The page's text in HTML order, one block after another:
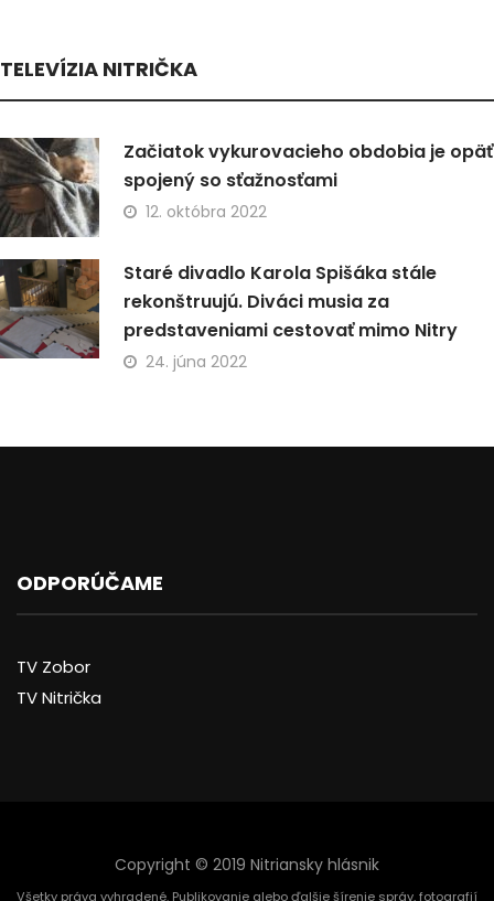
TELEVÍZIA NITRIČKA
Začiatok vykurovacieho obdobia je opäť
spojený so sťažnosťami
12. októbra 2022
Staré divadlo Karola Spišáka stále
rekonštruujú. Diváci musia za
predstaveniami cestovať mimo Nitry
24. júna 2022
ODPORÚČAME
TV Zobor
TV Nitrička
Copyright © 2019 Nitriansky hlásnik
Všetky práva vyhradené. Publikovanie alebo ďalšie šírenie správ, fotografií